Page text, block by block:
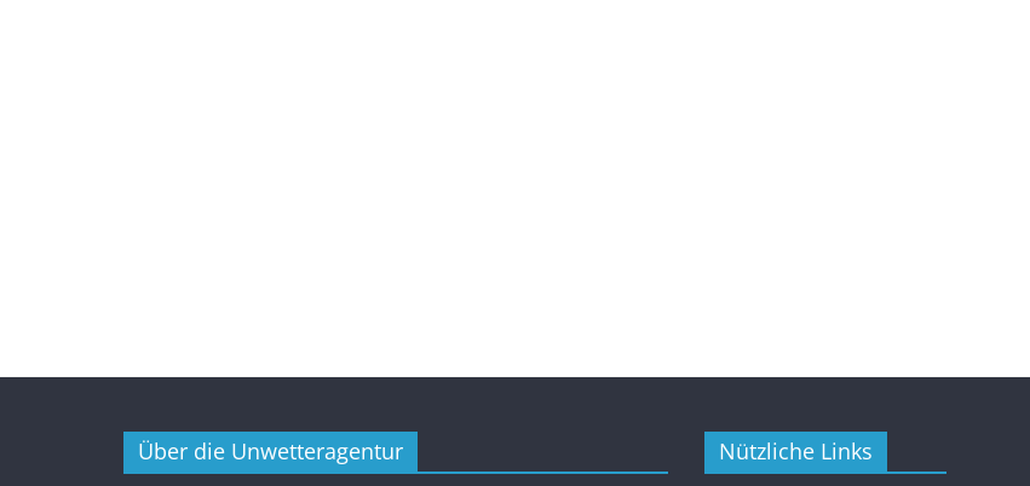
Über die Unwetteragentur Nützliche Links